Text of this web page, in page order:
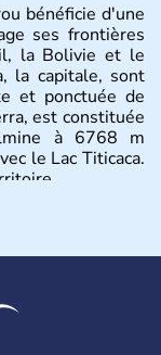
bénéficie d'une
ses frontières
la Bolivie et le
la capitale, sont
et ponctuée de
est constituée
à 6768 m
le Lac Titicaca.